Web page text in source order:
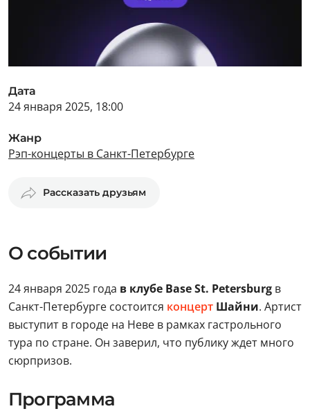
Дата
24 января 2025, 18:00
Жанр
Рэп-концерты в Санкт-Петербурге
Рассказать друзьям
О событии
24 января 2025 года в клубе Base St. Petersburg в
Санкт-Петербурге состоится концерт Шайни. Артист
выступит в городе на Неве в рамках гастрольного
тура по стране. Он заверил, что публику ждет много
сюрпризов.
Программа